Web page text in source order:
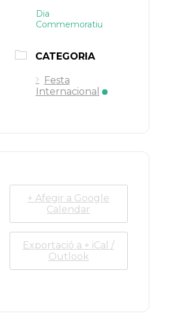
Dia
Commemoratiu
CATEGORIA
Festa
Internacional
+ Afegir a Google
Calendar
Exportació a + iCal /
Outlook